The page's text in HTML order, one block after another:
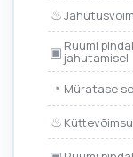
♨
▣ Ruumi
jahutamisel
◔ Müratase
♨